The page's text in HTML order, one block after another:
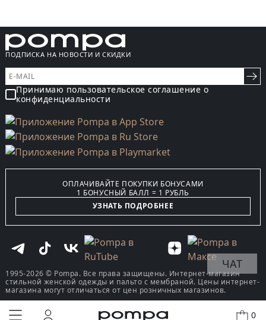
0
ПОДПИСКА НА НОВОСТИ И СКИДКИ
Принимаю пользовательское соглашение о
конфиденциальности
ОПЛАЧИВАЙТЕ ПОКУПКИ БОНУСАМИ
1 БОНУСНЫЙ БАЛЛ = 1 РУБЛЬ
УЗНАТЬ ПОДРОБНЕЕ
1995-2026 © Pompa. Все права защищены. Интернет-магазин
стильной женской одежды и пальто с мембраной. Цены интернет-
магазина могут отличаться от цен розничных магазинов.
ЧАТ